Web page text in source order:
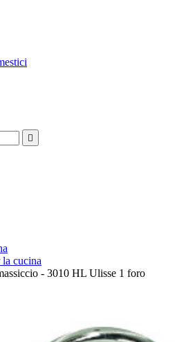

cucina
- 3010 HL Ulisse 1 foro